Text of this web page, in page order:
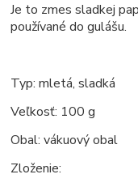
Je to zmes sladkej
používané do gulášu.
Typ: mletá, sladká
Veľkosť: 100 g
Obal: vákuový obal
Zloženie: